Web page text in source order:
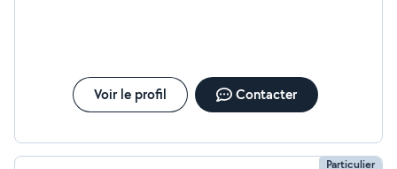
Voir le profil Contacter
Particulier